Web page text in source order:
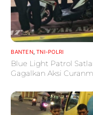
BANTEN,TNI-POLRI
Blue Light Patrol
Gagalkan Aksi